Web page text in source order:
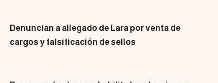
Denuncian a allegado de Lara por venta de
cargos y falsificación de sellos